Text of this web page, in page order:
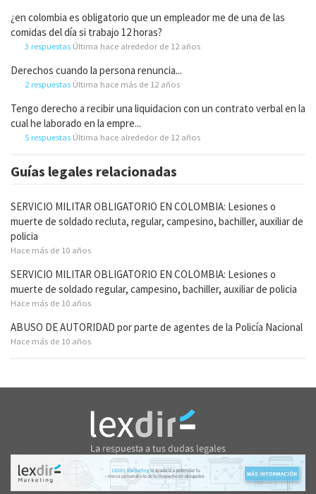
¿en colombia es obligatorio que un empleador me de una de las
comidas del día si trabajo 12 horas?
3 respuestas Última hace alrededor de 12 años
Derechos cuando la persona renuncia...
2 respuestas Última hace más de 12 años
Tengo derecho a recibir una liquidacion con un contrato verbal en la
cual he laborado en la empre...
5 respuestas Última hace alrededor de 12 años
Guías legales relacionadas
SERVICIO MILITAR OBLIGATORIO EN COLOMBIA: Lesiones o
muerte de soldado recluta, regular, campesino, bachiller, auxiliar de
policia
Hace más de 10 años
SERVICIO MILITAR OBLIGATORIO EN COLOMBIA: Lesiones o
muerte de soldado regular, campesino, bachiller, auxiliar de policia
Hace más de 10 años
ABUSO DE AUTORIDAD por parte de agentes de la Policía Nacional
Hace más de 10 años